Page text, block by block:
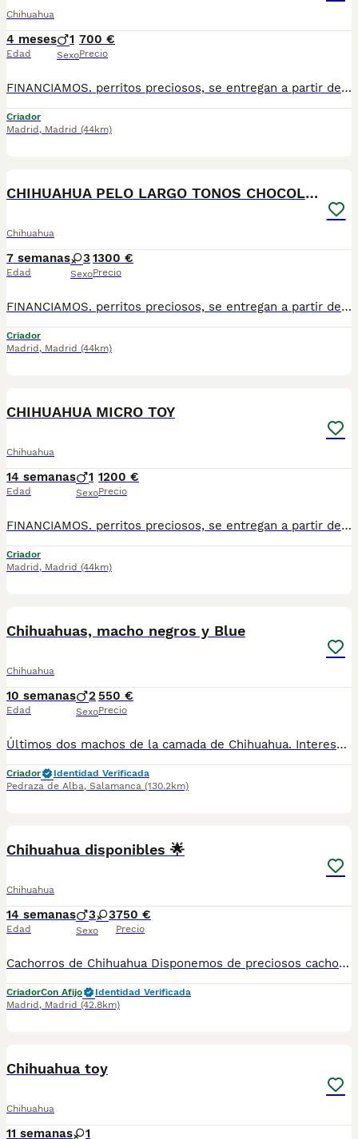
Chihuahua
4 meses
Edad
1
Sexo
700 €
Precio
FINANCIAMOS. perritos preciosos, se entregan a partir de 2 meses y medio de edad, con mínimo 2 vacunas y 2 desparasitaciones. Se entregan con garantía vírica y genética. Con el microchip, su cartilla oficial, contrato de compra y factura. Compra responsablemente en un criador especializado, oficial y homologado con núcleo zoológico. Llámanos para más información. Los precios varían en función de la raza, edad, color y línea del cachorros
Criador
Madrid , Madrid (44km)
CHIHUAHUA PELO LARGO TONOS CHOCOLATE
Chihuahua
7 semanas
Edad
3
Sexo
1300 €
Precio
FINANCIAMOS. perritos preciosos, se entregan a partir de 2 meses y medio de edad, con mínimo 2 vacunas y 2 desparasitaciones. Se entregan con garantía vírica y genética. Con el microchip, su cartilla oficial, contrato de compra y factura. Compra responsablemente en un criador especializado, oficial y homologado con núcleo zoológico. Llámanos para más información. Los precios varían en función de la raza, edad, color y línea del cachorros
Criador
Madrid , Madrid (44km)
CHIHUAHUA MICRO TOY
Chihuahua
14 semanas
Edad
1
Sexo
1200 €
Precio
FINANCIAMOS. perritos preciosos, se entregan a partir de 2 meses y medio de edad, con mínimo 2 vacunas y 2 desparasitaciones. Se entregan con garantía vírica y genética. Con el microchip, su cartilla oficial, contrato de compra y factura. Compra responsablemente en un criador especializado, oficial y homologado con núcleo zoológico. Llámanos para más información. Los precios varían en función de la raza, edad, color y línea del cachorros
Criador
Madrid , Madrid (44km)
Chihuahuas, macho negros y Blue
Chihuahua
10 semanas
Edad
2
Sexo
550 €
Precio
Últimos dos machos de la camada de Chihuahua. Interesados contactar con el 655 268 766 Excepcionales. Revisados por Veterinario y con toda la documentación lista para ser entregados.
Criador
Identidad Verificada
Pedraza de Alba, Salamanca (130.2km)
Chihuahua disponibles 🌟
Chihuahua
14 semanas
Edad
3 3
Sexo
750 €
Precio
Cachorros de Chihuahua Disponemos de preciosos cachorros de Chihuahua, criados con dedicación, cariño y las mejores atenciones para garantizar su bienestar y una excelente socialización. Se entregan con: - Cartilla veterinaria. - Vacunas correspondientes a su edad. - Desparasitaciones internas y externas al día. - Garantía de salud. Se pueden recoger en persona o consultar las opciones de entrega disponibles. Enviamos fotos y vídeos reales por WhatsApp para que podáis conocer al cachorro con total transparencia antes de tomar una decisión. Si queréis conocer más sobre nosotros y ver nuestro día a día, podéis visitar nuestro Instagram: @imperial_canis. Estaremos encantados de resolver cualquier duda y ayudaros a encontrar vuestro nuevo compañero de vida.
CriadorCon Afijo
Identidad Verificada
Madrid , Madrid (42.8km)
Chihuahua toy
Chihuahua
11 semanas 1